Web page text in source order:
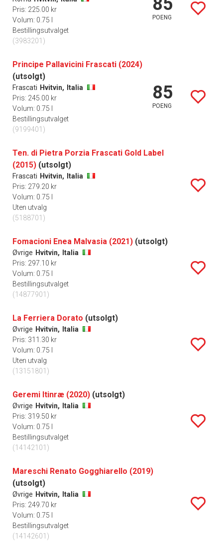
Pris: 225.00 kr
Volum: 0.75 l
Bestillingsutvalget
(3983201)
POENG
Principe Pallavicini Frascati (2024)
(utsolgt)
Frascati Hvitvin,
Italia
Pris: 245.00 kr
Volum: 0.75 l
Bestillingsutvalget
(9199401)
85
POENG
Ten. di Pietra Porzia Frascati Gold Label
(2015) (utsolgt)
Frascati Hvitvin,
Italia
Pris: 279.20 kr
Volum: 0.75 l
Uten utvalg
(5188701)
Fomacioni Enea Malvasia (2021) (utsolgt)
Øvrige Hvitvin,
Italia
Pris: 297.10 kr
Volum: 0.75 l
Bestillingsutvalget
(14877901)
La Ferriera Dorato (utsolgt)
Øvrige Hvitvin,
Italia
Pris: 311.30 kr
Volum: 0.75 l
Uten utvalg
(13151801)
Geremi Itinræ (2020) (utsolgt)
Øvrige Hvitvin,
Italia
Pris: 319.50 kr
Volum: 0.75 l
Bestillingsutvalget
(14142101)
Mareschi Renato Gogghiarello (2019)
(utsolgt)
Øvrige Hvitvin,
Italia
Pris: 249.70 kr
Volum: 0.75 l
Bestillingsutvalget
(14142601)